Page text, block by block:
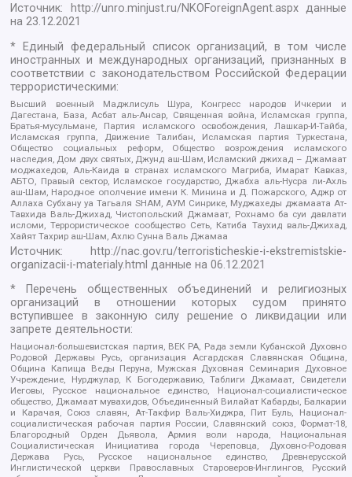
Источник: http://unro.minjust.ru/NKOForeignAgent.aspxданные
на23.12.2021
* Единый федеральный список организаций, в том числе
иностранных и международных организаций, признанных в
соответствии с законодательством Российской Федерации
террористическими:
Высший военный Маджлисуль Шура, Конгресс народов Ичкерии и
Дагестана, База, Асбат аль-Ансар, Священная война, Исламская группа,
Братья-мусульмане, Партия исламского освобождения, Лашкар-И-Тайба,
Исламская группа, Движение Талибан, Исламская партия Туркестана,
Общество социальных реформ, Общество возрождения исламского
наследия, Дом двух святых, Джунд аш-Шам, Исламский джихад – Джамаат
моджахедов, Аль-Каида в странах исламского Магриба, Имарат Кавказ,
АБТО, Правый сектор, Исламское государство, Джабха аль-Нусра ли-Ахль
аш-Шам, Народное ополчение имени К. Минина и Д. Пожарского, Аджр от
Аллаха Субхану уа Тагьаля SHAM, АУМ Синрике, Муджахеды джамаата Ат-
Тавхида Валь-Джихад, Чистопольский Джамаат, Рохнамо ба суи давлати
исломи, Террористическое сообщество Сеть, Катиба Таухид валь-Джихад,
Хайят Тахрир аш-Шам, Ахлю Сунна Валь Джамаа
Источник:
http://nac.gov.ru/terroristicheskie-i-ekstremistskie-
organizacii-i-materialy.html данные на06.12.2021
* Перечень общественных объединений и религиозных
организаций в отношении которых судом принято
вступившее в законную силу решение о ликвидации или
запрете деятельности:
Национал-большевистская партия, ВЕК РА, Рада земли Кубанской Духовно
Родовой Державы Русь, организация Асгардская Славянская Община,
Община Капища Веды Перуна, Мужская Духовная Семинария Духовное
Учреждение, Нурджулар, К Богодержавию, Таблиги Джамаат, Свидетели
Иеговы, Русское национальное единство, Национал-социалистическое
общество, Джамаат мувахидов, Объединенный Вилайат Кабарды, Балкарии
и Карачая, Союз славян, Ат-Такфир Валь-Хиджра, Пит Буль, Национал-
социалистическая рабочая партия России, Славянский союз, Формат-18,
Благородный Орден Дьявола, Армия воли народа, Национальная
Социалистическая Инициатива города Череповца, Духовно-Родовая
Держава Русь, Русское национальное единство, Древнерусской
Инглистической церкви Православных Староверов-Инглингов, Русский